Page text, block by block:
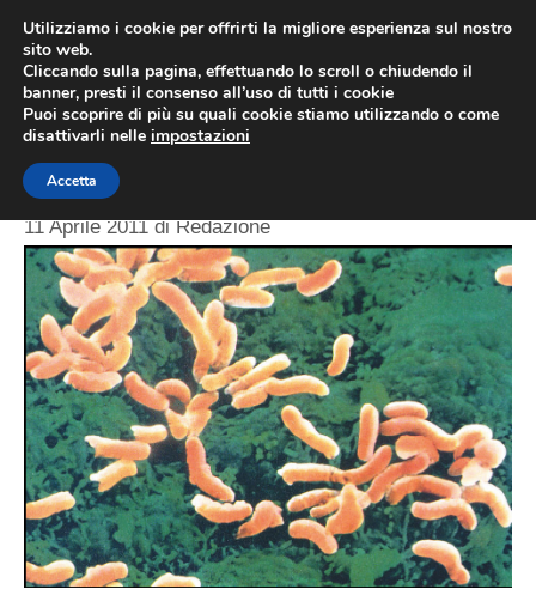
contenuto
MENU
Sintomi
Helicobacter pylori
11 Aprile 2011 diRedazione
Utilizziamo i cookie per offrirti la migliore esperienza sul nostro
sito web.
Cliccando sulla pagina, effettuando lo scroll o chiudendo il
banner, presti il consenso all’uso di tutti i cookie
Puoi scoprire di più su quali cookie stiamo utilizzando o come
disattivarli nelle impostazioni
Accetta